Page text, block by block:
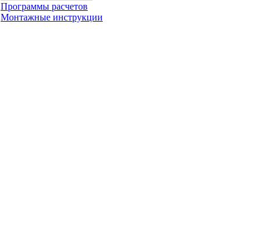
Программы расчетов
Монтажные инструкции